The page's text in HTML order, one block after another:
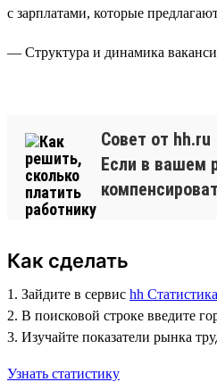
с зарплатами, которые
— Структура и динамика
Совет от hh.ru
Если в вашем
Как сделать
1. Зайдите в сервис hh Статистика
2. В поисковой строке введите
3. Изучайте показатели рынка
Узнать статистику